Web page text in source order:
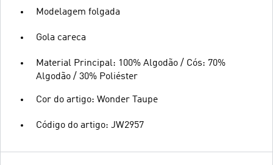
Modelagem folgada
Gola careca
Material Principal: 100% Algodão / Cós: 70%
Algodão / 30% Poliéster
Cor do artigo: Wonder Taupe
Código do artigo: JW2957